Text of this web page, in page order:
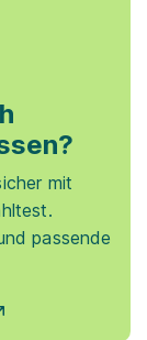
mit
passende